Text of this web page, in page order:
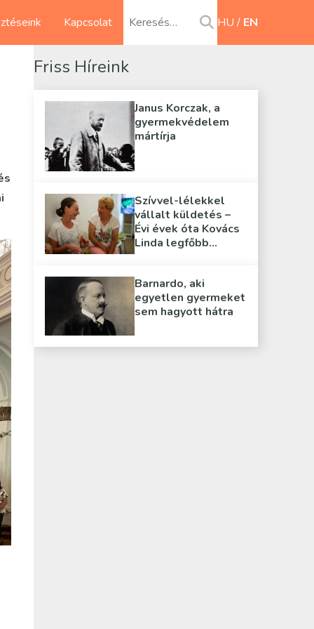
Kapcsolat HU EN
Friss Híreink
Janus Korczak, a
gyermekvédelem
mártírja
Szívvel-lélekkel
vállalt küldetés –
Évi évek óta Kovács
Linda legfőbb
Barnardo, aki
egyetlen gyermeket
sem hagyott hátra